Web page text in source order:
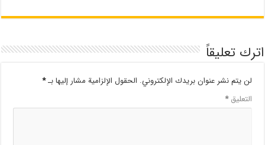
اترك تعليقاً
لن يتم نشر عنوان بريدك الإلكتروني. الحقول الإلزامية مشار إليها بـ*
التعليق*